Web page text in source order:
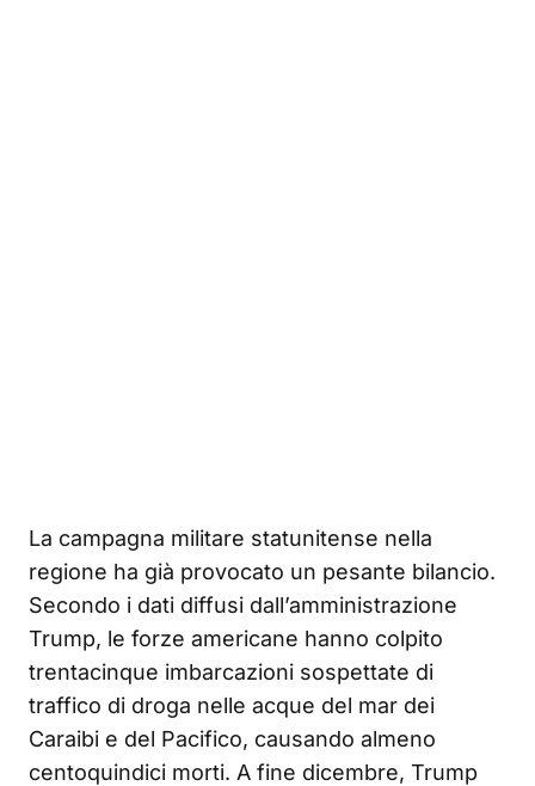
La campagna militare statunitense nella
regione ha già provocato un pesante bilancio.
Secondo i dati diffusi dall’amministrazione
Trump, le forze americane hanno colpito
trentacinque imbarcazioni sospettate di
traffico di droga nelle acque del mar dei
Caraibi e del Pacifico, causando almeno
centoquindici morti. A fine dicembre, Trump